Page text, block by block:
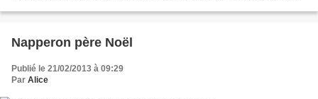
Napperon père Noël
Publié le 21/02/2013 à 09:29
Par Alice